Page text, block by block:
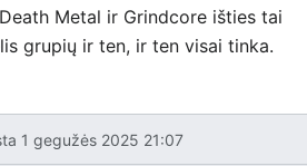
Metal ir Grindcore išties tai
grupių ir ten, ir ten visai tinka.
1 gegužės 2025 21:07